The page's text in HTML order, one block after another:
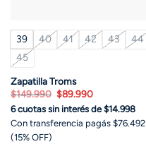
39 40 41 42 43
44
45
Zapatilla Troms
$149.990 El
precio
original
era:
$149.990.
$89.990El
precio
actual
es:
$89.990.
6 cuotas sin interés de $14.998
Con transferencia pagás $76.492
(15% OFF)